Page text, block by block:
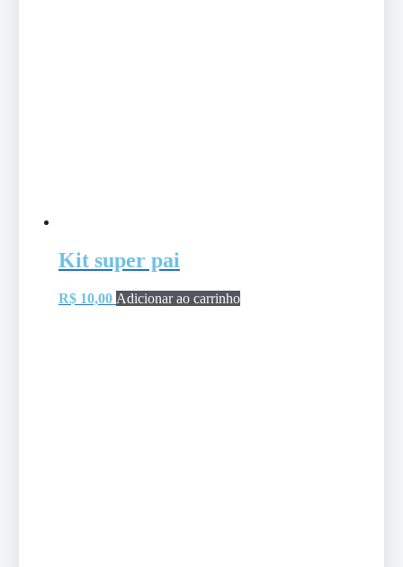
Kit super pai
R$10,00 Adicionar ao carrinho